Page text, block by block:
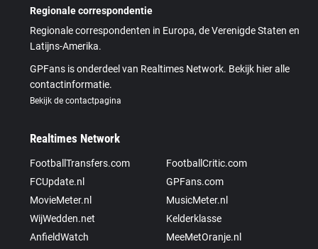
Regionale correspondentie
Regionale correspondenten in Europa, de Verenigde Staten en
Latijns-Amerika.
GPFans is onderdeel van Realtimes Network. Bekijk hier alle
contactinformatie.
Bekijk de contactpagina
Realtimes Network
FootballTransfers.com
FootballCritic.com
FCUpdate.nl
GPFans.com
MovieMeter.nl
MusicMeter.nl
WijWedden.net
Kelderklasse
AnfieldWatch
MeeMetOranje.nl